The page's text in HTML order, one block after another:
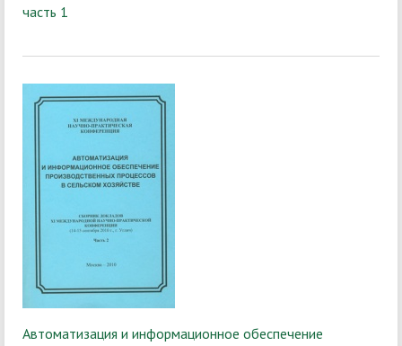
часть 1
Автоматизация и информационное обеспечение